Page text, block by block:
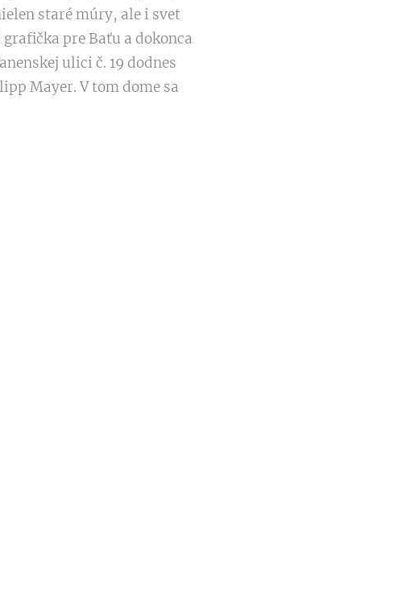
staré múry, ale i svet
pre Baťu a dokonca
ulici č. 19 dodnes
Mayer. V tom dome sa